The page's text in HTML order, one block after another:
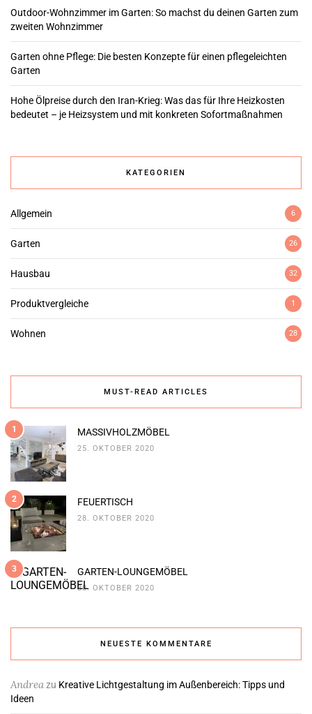
Outdoor-Wohnzimmer im Garten: So machst du deinen Garten zum
zweiten Wohnzimmer
Garten ohne Pflege: Die besten Konzepte für einen pflegeleichten
Garten
Hohe Ölpreise durch den Iran-Krieg: Was das für Ihre Heizkosten
bedeutet – je Heizsystem und mit konkreten Sofortmaßnahmen
KATEGORIEN
Allgemein 6
Garten 26
Hausbau 32
Produktvergleiche 1
Wohnen 28
MUST-READ ARTICLES
1 MASSIVHOLZMÖBEL
25. OKTOBER 2020
2 FEUERTISCH
28. OKTOBER 2020
3 GARTEN-LOUNGEMÖBEL
30. OKTOBER 2020
NEUESTE KOMMENTARE
Andreazu Kreative Lichtgestaltung im Außenbereich: Tipps und
Ideen